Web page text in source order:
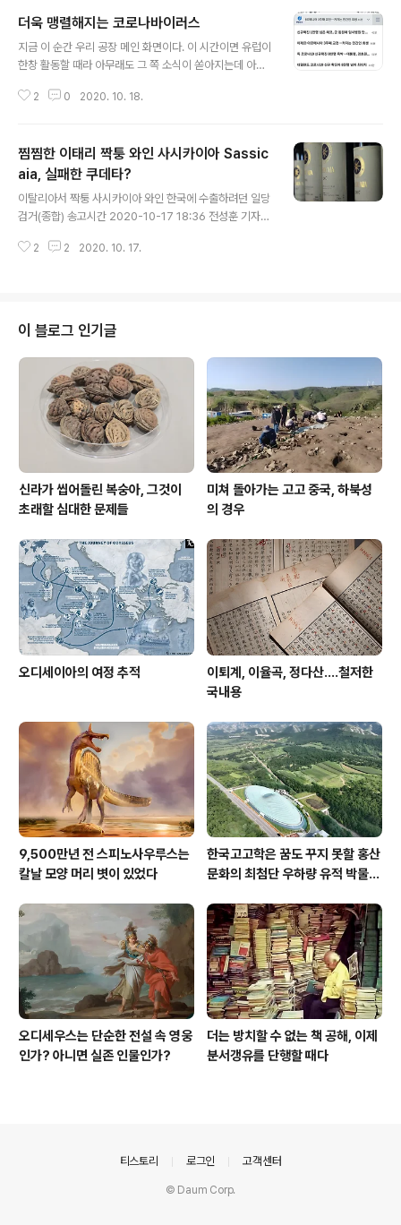
더욱 맹렬해지는 코로나바이러스
지금 이 순간 우리 공장 메인 화면이다. 이 시간이면 유럽이
한창 활동할 때라 아무래도 그 쪽 소식이 쏟아지는데 아제
19 뉴스다. 잡힌다는 소식은 없고 맹렬함밖에 없다. 기승이
기세는 분명 1차보다는 더 심각하나 공포감은 덜한 듯 하다
는 그것뿐이다. 그것이 비극이다. 지금 이 시간대에 아래와
같은 소식이 쏟아져 들어온다. 먼저 웨일스는 락다운에 들
어갈 모양이다. Wales could go into lockdown from
FRIDAY as leaked letter says a 'circuit breaker' i
s to be announc..
2 0 2020. 10. 18.
찜찜한 이태리 짝퉁 와인 사시카이아 Sassic
aia, 실패한 쿠데타?
이탈리아서 짝퉁 사시카이아 와인 한국에 수출하려던 일당
검거(종합) 송고시간 2020-10-17 18:36 전성훈 기자
조 이탈리아서 짝퉁 사시카이아 와인 한국에 수출하려던
r 보도 혹은 그에 인용한 이탈리아 당국 발표만 액면 그대
로 믿는다면, 시도 단계에서 실패했다는 건데 글쎄 실패한
시도일까? 어째 상당 부문 실행되고서 들통난 사건 아닌가
하는 느낌을 지울 길 없다. "첫 납품 상자가 선적되기 직전
경찰이 들이닥치면서 이러한 계획은 물거품이 됐다." 그러
면서 짜가 사..
2 2 2020. 10. 17.
이 블로그 인기글
신라가 씹어돌린 복숭아, 그것이
초래할 심대한 문제들
미쳐 돌아가는 고고 중국, 하북성
의 경우
오디세이아의 여정 추적
이퇴계, 이율곡, 정다산....철저한
국내용
9,500만년 전 스피노사우루스는
칼날 모양 머리 볏이 있었다
한국고고학은 꿈도 꾸지 못할 홍산
문화의 최첨단 우하량 유적 박물관
오디세우스는 단순한 전설 속 영웅
인가? 아니면 실존 인물인가?
더는 방치할 수 없는 책 공해, 이제
분서갱유를 단행할 때다
티스토리 로그인 고객센터
© Daum Corp.